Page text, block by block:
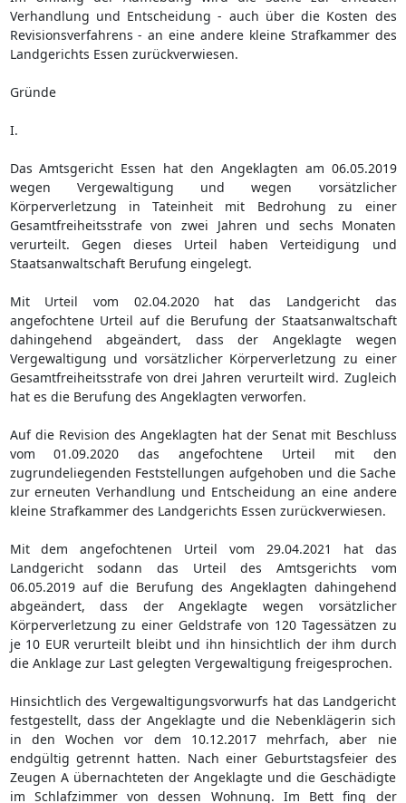
Verhandlung und Entscheidung - auch über die Kosten des
Revisionsverfahrens - an eine andere kleine Strafkammer des
Landgerichts Essen zurückverwiesen.
Gründe
I.
Das Amtsgericht Essen hat den Angeklagten am 06.05.2019
wegen Vergewaltigung und wegen vorsätzlicher
Körperverletzung in Tateinheit mit Bedrohung zu einer
Gesamtfreiheitsstrafe von zwei Jahren und sechs Monaten
verurteilt. Gegen dieses Urteil haben Verteidigung und
Staatsanwaltschaft Berufung eingelegt.
Mit Urteil vom 02.04.2020 hat das Landgericht das
angefochtene Urteil auf die Berufung der Staatsanwaltschaft
dahingehend abgeändert, dass der Angeklagte wegen
Vergewaltigung und vorsätzlicher Körperverletzung zu einer
Gesamtfreiheitsstrafe von drei Jahren verurteilt wird. Zugleich
hat es die Berufung des Angeklagten verworfen.
Auf die Revision des Angeklagten hat der Senat mit Beschluss
vom 01.09.2020 das angefochtene Urteil mit den
zugrundeliegenden Feststellungen aufgehoben und die Sache
zur erneuten Verhandlung und Entscheidung an eine andere
kleine Strafkammer des Landgerichts Essen zurückverwiesen.
Mit dem angefochtenen Urteil vom 29.04.2021 hat das
Landgericht sodann das Urteil des Amtsgerichts vom
06.05.2019 auf die Berufung des Angeklagten dahingehend
abgeändert, dass der Angeklagte wegen vorsätzlicher
Körperverletzung zu einer Geldstrafe von 120 Tagessätzen zu
je 10 EUR verurteilt bleibt und ihn hinsichtlich der ihm durch
die Anklage zur Last gelegten Vergewaltigung freigesprochen.
Hinsichtlich des Vergewaltigungsvorwurfs hat das Landgericht
festgestellt, dass der Angeklagte und die Nebenklägerin sich
in den Wochen vor dem 10.12.2017 mehrfach, aber nie
endgültig getrennt hatten. Nach einer Geburtstagsfeier des
Zeugen A übernachteten der Angeklagte und die Geschädigte
im Schlafzimmer von dessen Wohnung. Im Bett fing der